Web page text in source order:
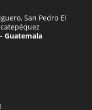
San Pedro El
Guatemala